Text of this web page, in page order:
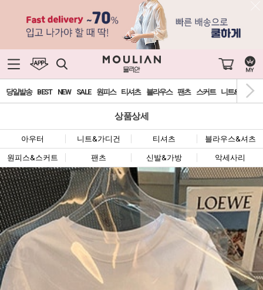
당일발송 BEST NEW SALE 원피스 티셔츠 블라우스 팬츠 스커트 니트&가디건
상품상세
아우터 니트&가디건 티셔츠 블라우스&셔츠
원피스&스커트 팬츠 신발&가방 악세사리